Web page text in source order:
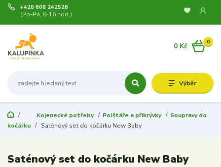
Výběr
+420 608 242526
(Po-Pá, 8-16 hod.)
0
0 Kč
Kojenecké potřeby Polštáře a přikrývky
Soupravy do
kočárku
Saténový set do kočárku New Baby
Saténový set do kočárku New Baby